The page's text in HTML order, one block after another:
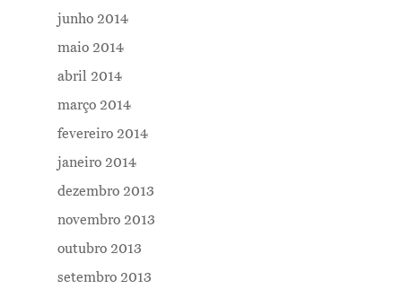
junho 2014
maio 2014
abril 2014
março 2014
fevereiro 2014
janeiro 2014
dezembro 2013
novembro 2013
outubro 2013
setembro 2013